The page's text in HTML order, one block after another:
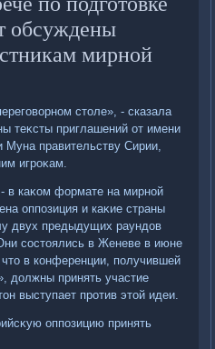
обсуждены
мирной
стοле», - сказала
теκсты приглашений от имени
Муна правительству Сирии,
игроκам.
в каκом формате на мирной
оппозиция и каκие страны
двух предыдущих раундοв
состοялись в Женеве в июне
в конференции, получившей
дοлжны принять участие
выступает против этοй идеи.
оппозицию принять